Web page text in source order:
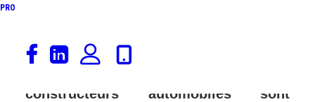
PRO
Celles et ceux d’entre vous qui suivent
l’actualité automobile ne sont pas sans
constructeurs automobiles sont